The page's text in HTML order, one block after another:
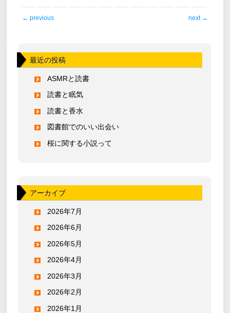
post navigation
← previous next →
最近の投稿
ASMRと読書
読書と眠気
読書と香水
図書館でのいい出会い
桜に関する小説って
アーカイブ
2026年7月
2026年6月
2026年5月
2026年4月
2026年3月
2026年2月
2026年1月